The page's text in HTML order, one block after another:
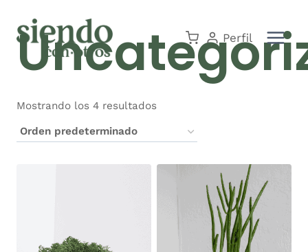
contenido
Perfil
Mostrando los 4 resultados